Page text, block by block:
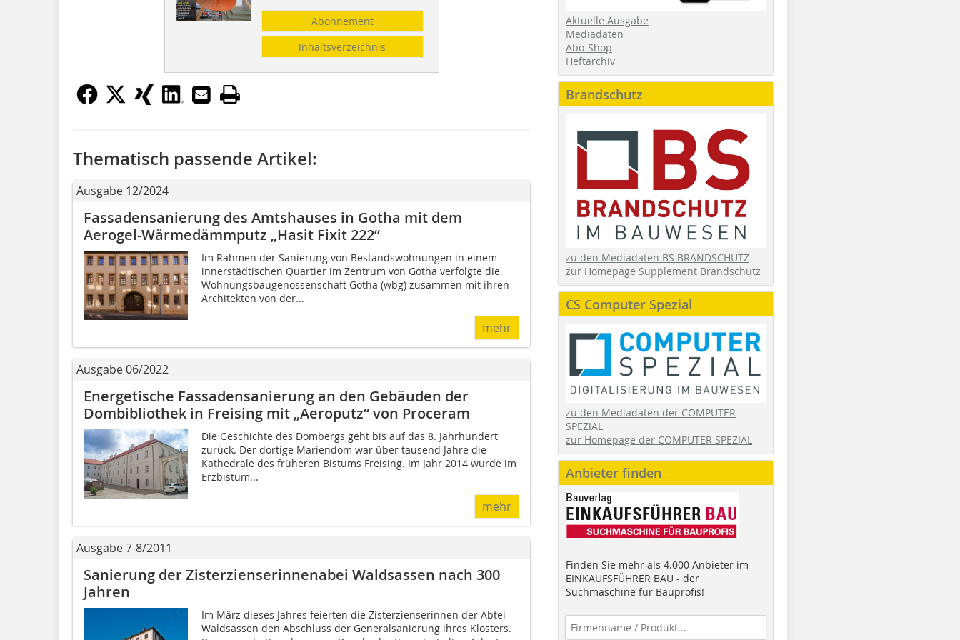
Abonnement
Inhaltsverzeichnis
Thematisch passende Artikel:
Ausgabe 12/2024
Fassadensanierung des Amtshauses in Gotha mit dem
Aerogel-Wärmedämmputz „Hasit Fixit 222“
Im Rahmen der Sanierung von Bestandswohnungen in einem
innerstädtischen Quartier im Zentrum von Gotha verfolgte die
Wohnungsbaugenossenschaft Gotha (wbg) zusammen mit ihren
Architekten von der...
mehr
Ausgabe 06/2022
Energetische Fassadensanierung an den Gebäuden der
Dombibliothek in Freising mit „Aeroputz“ von Proceram
Die Geschichte des Dombergs geht bis auf das 8. Jahrhundert
zurück. Der dortige Mariendom war über tausend Jahre die
Kathedrale des früheren Bistums Freising. Im Jahr 2014 wurde im
Erzbistum...
mehr
Ausgabe 7-8/2011
Sanierung der Zisterzienserinnenabei Waldsassen nach 300
Jahren
Im März dieses Jahres feierten die Zisterzienserinnen der Abtei
Waldsassen den Abschluss der Generalsanierung ihres Klosters.
Aktuelle Ausgabe
Mediadaten
Abo-Shop
Heftarchiv
Brandschutz
zu den Mediadaten BS BRANDSCHUTZ
zur Homepage Supplement Brandschutz
CS Computer Spezial
zu den Mediadaten der COMPUTER
SPEZIAL
zur Homepage der COMPUTER SPEZIAL
Anbieter finden
Finden Sie mehr als 4.000 Anbieter im
EINKAUFSFÜHRER BAU - der
Suchmaschine für Bauprofis!